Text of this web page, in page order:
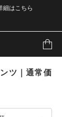
細はこちら
ツ｜通常価